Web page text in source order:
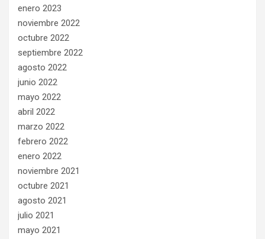
enero 2023
noviembre 2022
octubre 2022
septiembre 2022
agosto 2022
junio 2022
mayo 2022
abril 2022
marzo 2022
febrero 2022
enero 2022
noviembre 2021
octubre 2021
agosto 2021
julio 2021
mayo 2021